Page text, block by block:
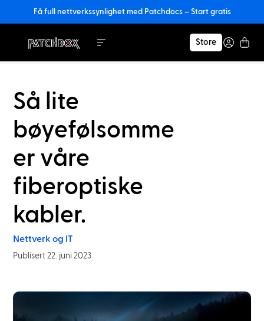
Få full nettverkssynlighet med Patchdocs – Start gratis
Store
Så lite
bøyefølsomme
er våre
fiberoptiske
kabler.
Nettverk og IT
Publisert 22. juni 2023